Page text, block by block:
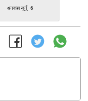
अनकहा जुनूँ - 6